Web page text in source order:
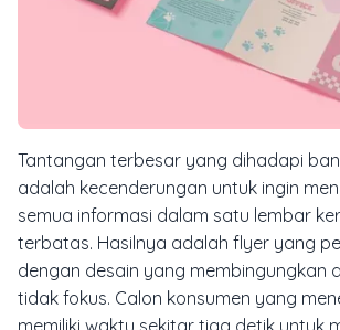
Tantangan terbesar yang dihadapi
adalah kecenderungan untuk ingin
semua informasi dalam satu lembar
terbatas. Hasilnya adalah flyer yang
dengan desain yang membingungkan
tidak fokus. Calon konsumen yang
memiliki waktu sekitar tiga detik untuk